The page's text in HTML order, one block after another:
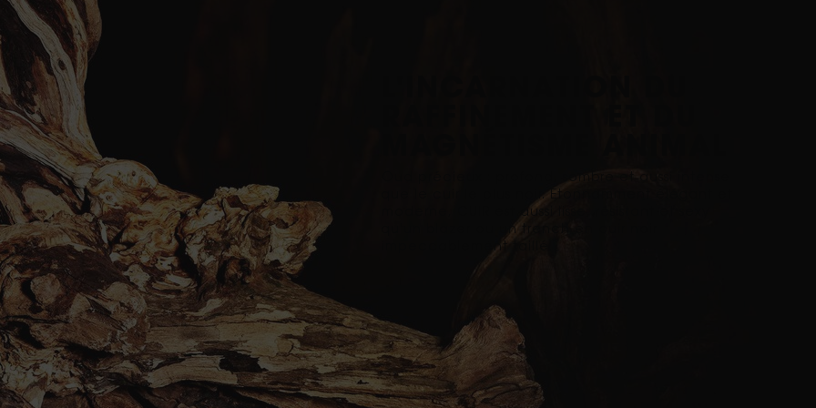
que le cuir le plus noir. Étonnamment élégant et
moderne, CUIR est aussi lisse, résistant et sexy
qu'un blazer ou un trench en cuir noir
impeccablement taillé.